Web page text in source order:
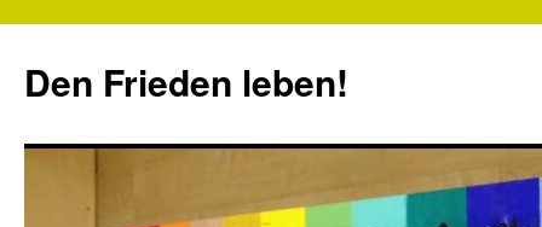
springen
Den Frieden leben!